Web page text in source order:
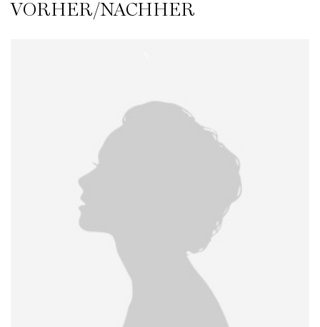
VORHER/NACHHER
VORHER/NACHHER